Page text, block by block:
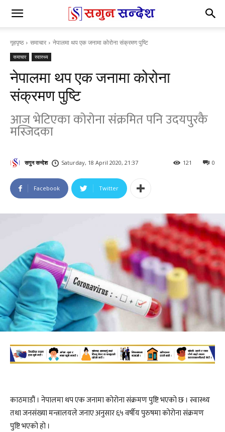
गृहपृष्ठ समाचार नेपालमा थप एक जनामा कोरोना संक्रमण पुष्टि
समाचार स्वास्थ्य
नेपालमा थप एक जनामा कोरोना
संक्रमण पुष्टि
आज भेटिएका कोरोना संक्रमित पनि उदयपुरकै
मस्जिदका
सगुन सन्देश Saturday, 18 April 2020, 21:37 0
121
Facebook Twitter
काठमाडौं । नेपालमा थप एक जनामा कोरोना संक्रमण पुष्टि भएको छ । स्वास्थ्य
तथा जनसंख्या मन्त्रालयले जनाए अनुसार ६५ वर्षीय पुरुषमा कोरोना संक्रमण
पुष्टि भएको हो ।